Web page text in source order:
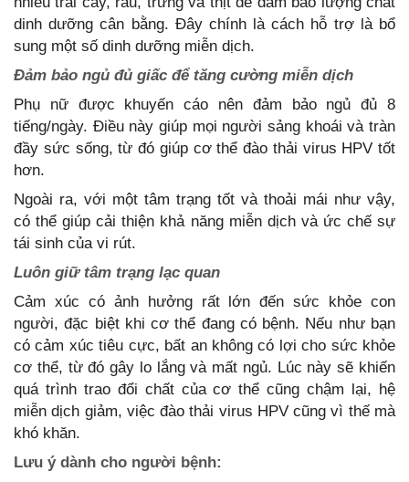
dinh dưỡng cân bằng. Đây chính là cách hỗ trợ là bổ
sung một số dinh dưỡng miễn dịch.
Đảm bảo ngủ đủ giấc để tăng cường miễn dịch
Phụ nữ được khuyến cáo nên đảm bảo ngủ đủ 8
tiếng/ngày. Điều này giúp mọi người sảng khoái và tràn
đầy sức sống, từ đó giúp cơ thể đào thải virus HPV tốt
hơn.
Ngoài ra, với một tâm trạng tốt và thoải mái như vậy,
có thể giúp cải thiện khả năng miễn dịch và ức chế sự
tái sinh của vi rút.
Luôn giữ tâm trạng lạc quan
Cảm xúc có ảnh hưởng rất lớn đến sức khỏe con
người, đặc biệt khi cơ thể đang có bệnh. Nếu như bạn
có cảm xúc tiêu cực, bất an không có lợi cho sức khỏe
cơ thể, từ đó gây lo lắng và mất ngủ. Lúc này sẽ khiến
quá trình trao đổi chất của cơ thể cũng chậm lại, hệ
miễn dịch giảm, việc đào thải virus HPV cũng vì thế mà
khó khăn.
Lưu ý dành cho người bệnh: